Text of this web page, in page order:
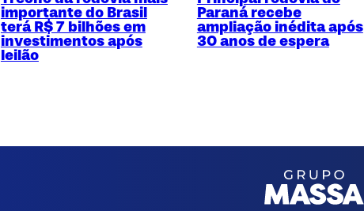
importante do Brasil
terá R$ 7 bilhões em
investimentos após
leilão
Paraná recebe
ampliação inédita após
30 anos de espera